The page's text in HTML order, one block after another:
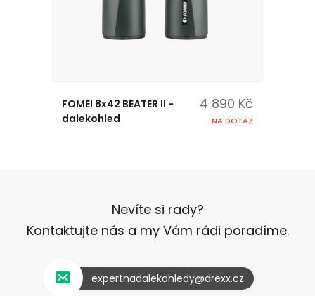
FOMEI 8x42 BEATER II -
dalekohled
4 890 Kč
NA DOTAZ
Nevíte si rady?
Kontaktujte nás a my Vám rádi poradíme.
expertnadalekohledy@drexx.cz